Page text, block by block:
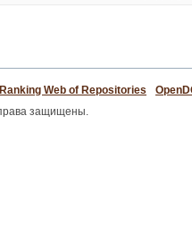
Ranking Web of Repositories
защищены.